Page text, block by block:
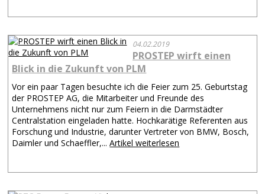
04.02.2019
PROSTEP wirft einen
Blick in die Zukunft von PLM
Vor ein paar Tagen besuchte ich die Feier zum 25. Geburtstag
der PROSTEP AG, die Mitarbeiter und Freunde des
Unternehmens nicht nur zum Feiern in die Darmstädter
Centralstation eingeladen hatte. Hochkarätige Referenten aus
Forschung und Industrie, darunter Vertreter von BMW, Bosch,
Daimler und Schaeffler,...Artikel weiterlesen